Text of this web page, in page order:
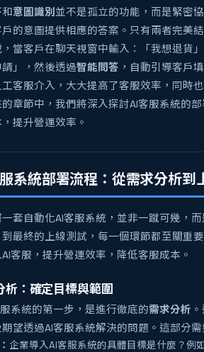
和意圖識別並不是孤立的功能，而是緊密協
的意圖提供相應的答案。只有兩者完美
當客戶在聊天視窗中輸入：「我想退貨
請」，然後透過智能問答 ，自動引導客戶
客服介入，大大提高了客服效率，同時
章節中，我們將深入探討AI客服系統的
提升營運效率。
系統部署流程：從需求分析到
套自動化AI客服系統，並非一蹴可幾，
最終的上線測試，每一個環節都至關重
客服，提升營運效率，降低客服成本。
析：確定目標與範圍
系統的第一步，是進行徹底的需求分析
望透過AI客服系統解決的問題。這部分需
企業導入AI客服系統的具體目標是什麼？例